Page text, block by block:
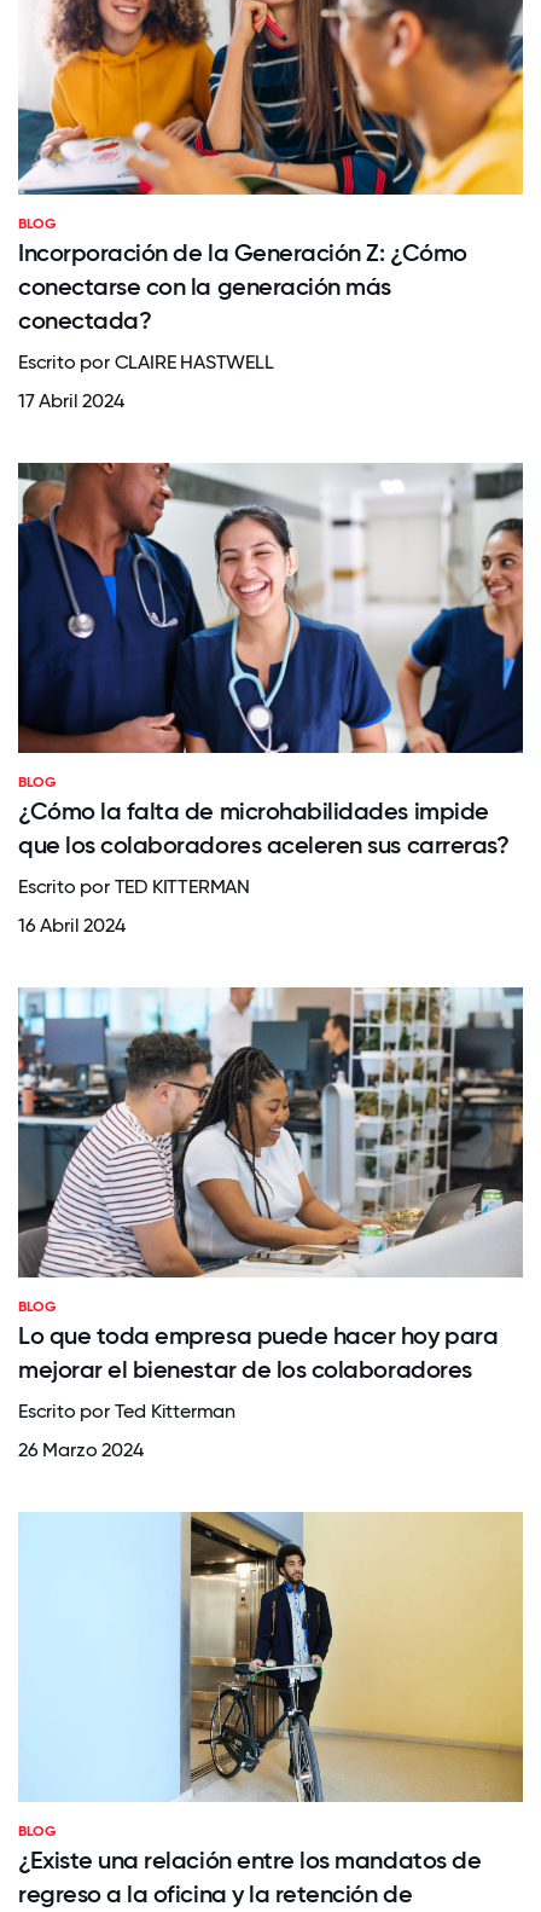
BLOG
Incorporación de la Generación Z: ¿Cómo
conectarse con la generación más
conectada?
Escrito por CLAIRE HASTWELL
17 Abril 2024
BLOG
¿Cómo la falta de microhabilidades impide
que los colaboradores aceleren sus carreras?
Escrito por TED KITTERMAN
16 Abril 2024
BLOG
Lo que toda empresa puede hacer hoy para
mejorar el bienestar de los colaboradores
Escrito por Ted Kitterman
26 Marzo 2024
BLOG
¿Existe una relación entre los mandatos de
regreso a la oficina y la retención de